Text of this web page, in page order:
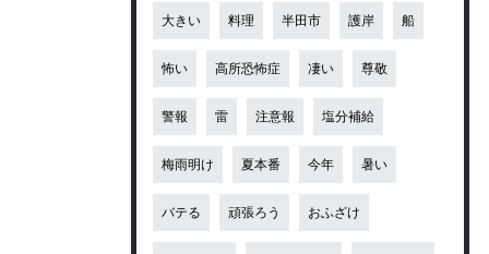
大きい 料理 半田市 護岸 船
怖い 高所恐怖症 凄い 尊敬
警報 雷 注意報 塩分補給
梅雨明け 夏本番 今年 暑い
バテる 頑張ろう おふざけ